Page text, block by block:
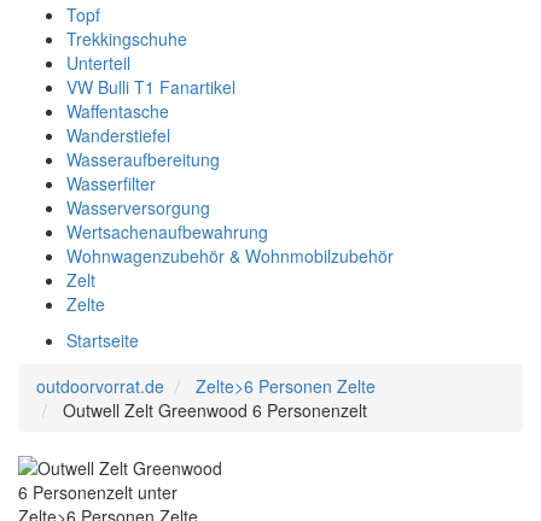
Topf
Trekkingschuhe
Unterteil
VW Bulli T1 Fanartikel
Waffentasche
Wanderstiefel
Wasseraufbereitung
Wasserfilter
Wasserversorgung
Wertsachenaufbewahrung
Wohnwagenzubehör & Wohnmobilzubehör
Zelt
Zelte
Startseite
outdoorvorrat.de
Zelte>6 Personen Zelte
Outwell Zelt Greenwood 6 Personenzelt